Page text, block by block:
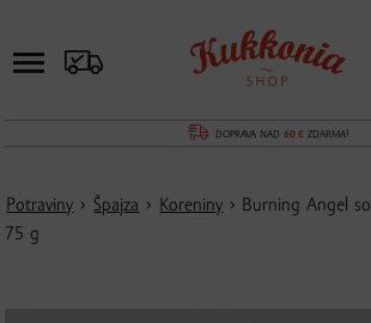
DOPRAVA NAD 60 €ZDARMA!
Potraviny › Špajza › Koreniny › Burning Angel
75 g